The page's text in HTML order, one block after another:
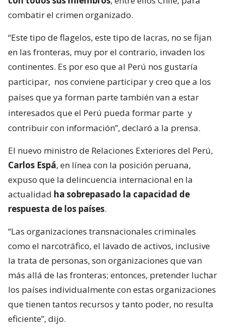
combatir el crimen organizado.
“Este tipo de flagelos, este tipo de lacras, no se fijan
en las fronteras, muy por el contrario, invaden los
continentes. Es por eso que al Perú nos gustaría
participar, nos conviene participar y creo que a los
países que ya forman parte también van a estar
interesados que el Perú pueda formar parte y
contribuir con información”, declaró a la prensa.
El nuevo ministro de Relaciones Exteriores del Perú,
Carlos Espá, en línea con la posición peruana,
expuso que la delincuencia internacional en la
actualidad ha sobrepasado la capacidad de
respuesta de los países.
“Las organizaciones transnacionales criminales
como el narcotráfico, el lavado de activos, inclusive
la trata de personas, son organizaciones que van
más allá de las fronteras; entonces, pretender luchar
los países individualmente con estas organizaciones
que tienen tantos recursos y tanto poder, no resulta
eficiente”, dijo.